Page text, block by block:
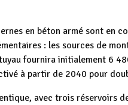
en béton armé sont en
: les sources de
fournira initialement 6
à partir de 2040 pour
avec trois réservoirs